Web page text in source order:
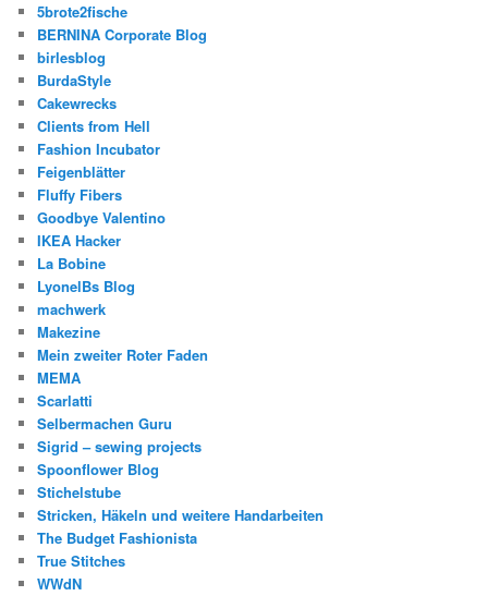
5brote2fische
BERNINA Corporate Blog
birlesblog
BurdaStyle
Cakewrecks
Clients from Hell
Fashion Incubator
Feigenblätter
Fluffy Fibers
Goodbye Valentino
IKEA Hacker
La Bobine
LyonelBs Blog
machwerk
Makezine
Mein zweiter Roter Faden
MEMA
Scarlatti
Selbermachen Guru
Sigrid – sewing projects
Spoonflower Blog
Stichelstube
Stricken, Häkeln und weitere Handarbeiten
The Budget Fashionista
True Stitches
WWdN